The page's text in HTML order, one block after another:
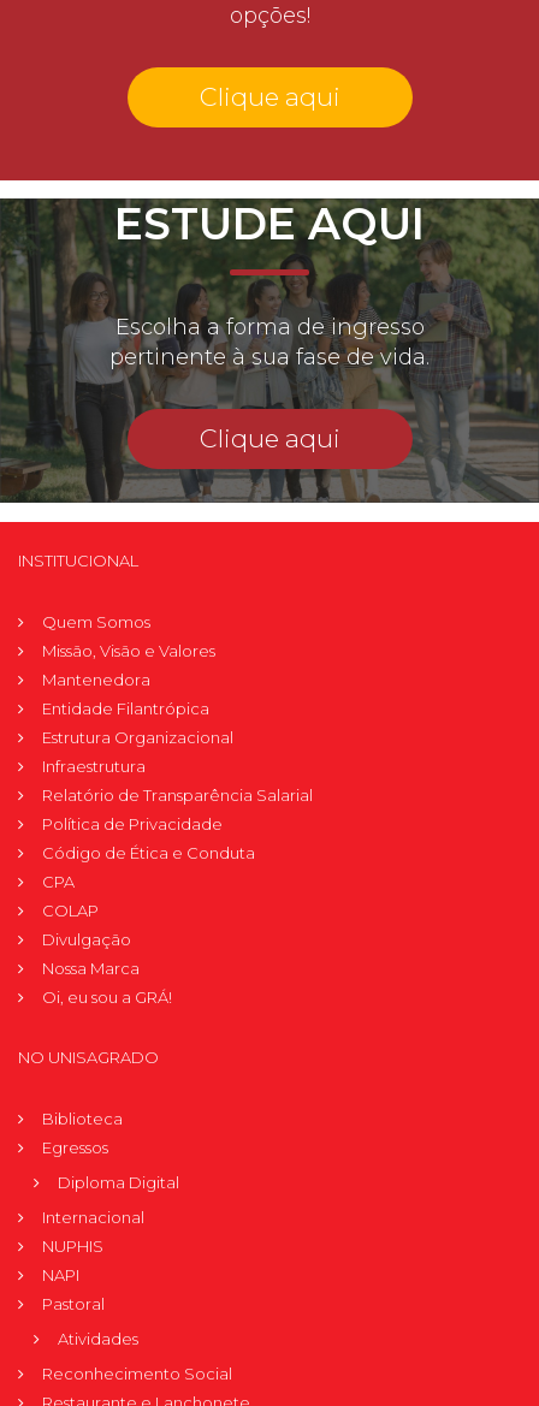
opções!
Clique aqui
ESTUDE AQUI
Escolha a forma de ingresso
pertinente à sua fase de vida.
Clique aqui
INSTITUCIONAL
Quem Somos
Missão, Visão e Valores
Mantenedora
Entidade Filantrópica
Estrutura Organizacional
Infraestrutura
Relatório de Transparência Salarial
Política de Privacidade
Código de Ética e Conduta
CPA
COLAP
Divulgação
Nossa Marca
Oi, eu sou a GRÁ!
NO UNISAGRADO
Biblioteca
Egressos
Diploma Digital
Internacional
NUPHIS
NAPI
Pastoral
Atividades
Reconhecimento Social
Restaurante e Lanchonete